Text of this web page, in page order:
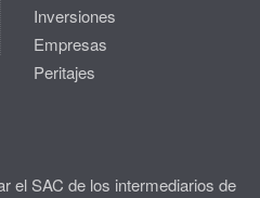
Inversiones
Empresas
Peritajes
el SAC de los intermediarios de